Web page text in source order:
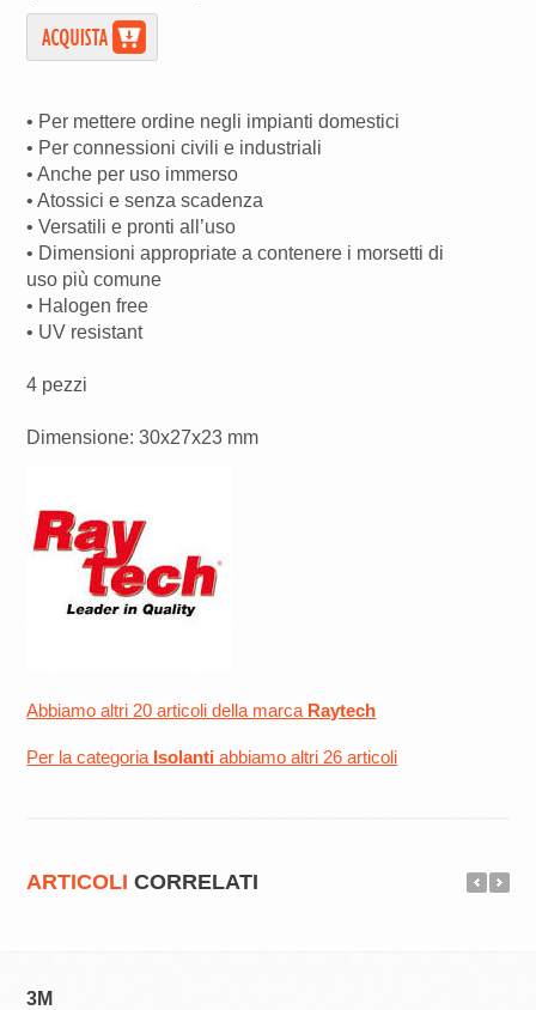
• Per mettere ordine negli impianti domestici
• Per connessioni civili e industriali
• Anche per uso immerso
• Atossici e senza scadenza
• Versatili e pronti all’uso
• Dimensioni appropriate a contenere i morsetti di
uso più comune
• Halogen free
• UV resistant
4 pezzi
Dimensione: 30x27x23 mm
Abbiamo altri 20 articoli della marca Raytech
Per la categoria Isolanti abbiamo altri 26 articoli
ARTICOLI CORRELATI
3M